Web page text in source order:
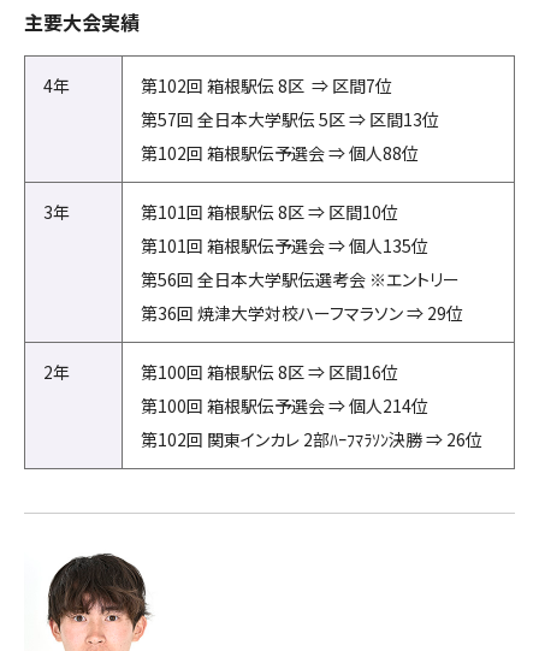
主要大会実績
4年
第102回 箱根駅伝 8区 ⇒ 区間7位
第57回 全日本大学駅伝 5区 ⇒ 区間13位
第102回 箱根駅伝予選会 ⇒ 個人88位
3年
第101回 箱根駅伝 8区 ⇒ 区間10位
第101回 箱根駅伝予選会 ⇒ 個人135位
第56回 全日本大学駅伝選考会 ※エントリー
第36回 焼津大学対校ハーフマラソン ⇒ 29位
2年
第100回 箱根駅伝 8区 ⇒ 区間16位
第100回 箱根駅伝予選会 ⇒ 個人214位
第102回 関東インカレ 2部ﾊｰﾌﾏﾗｿﾝ決勝 ⇒ 26位